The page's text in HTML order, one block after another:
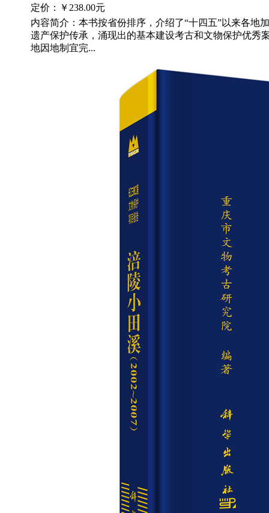
定价：
￥238.00元
内容简介：本书按省份排序，介绍了“十四五”以来各地
遗产保护传承，涌现出的基本建设考古和文物保护优秀
地因地制宜完...